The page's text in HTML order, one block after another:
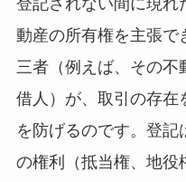
登記されない間に現れ
動産の所有権を主張で
三者（例えば、その不
借人）が、取引の存在
を防げるのです。登
の権利（抵当権、地役